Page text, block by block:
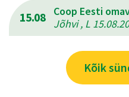
15.08
Coop Eesti
Jõhvi , L
Kõik